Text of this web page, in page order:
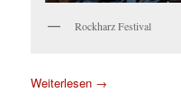
Rockharz Festival
Weiterlesen →